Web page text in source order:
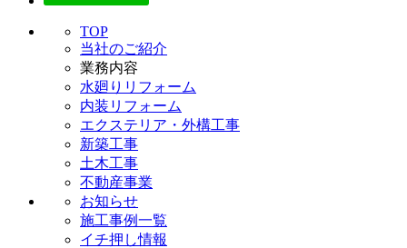
TOP
当社のご紹介
業務内容
水廻りリフォーム
内装リフォーム
エクステリア・外構工事
新築工事
土木工事
不動産事業
お知らせ
施工事例一覧
イチ押し情報